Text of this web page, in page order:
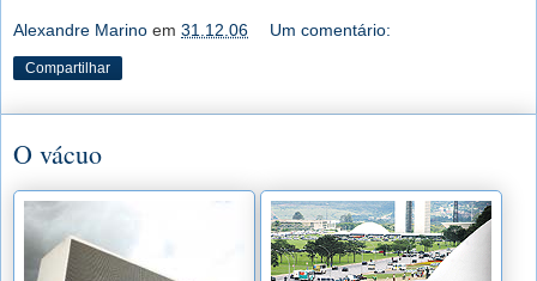
Alexandre Marino em 31.12.06 Um comentário:
Compartilhar
O vácuo